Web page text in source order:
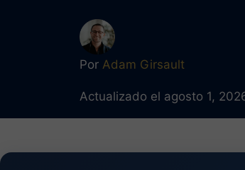
Por Adam Girsault
Actualizado el agosto 1,